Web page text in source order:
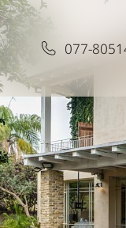
077-